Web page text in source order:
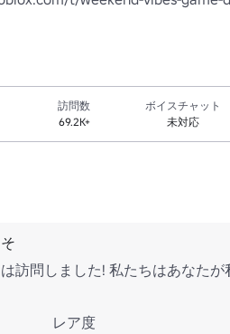
訪問数
69.2K+
ボイスチャット
未対応
訪問しました! 私たちはあなた
レア度